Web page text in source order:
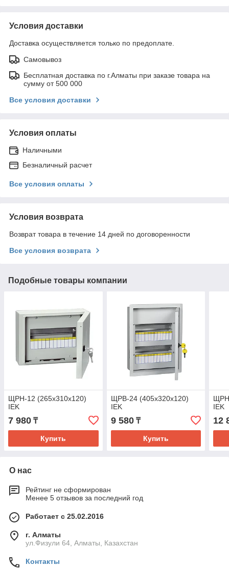
Условия доставки
Доставка осуществляется только по предоплате.
Самовывоз
Бесплатная доставка по г.Алматы при заказе товара на
сумму от 500 000
Все условия доставки
Условия оплаты
Наличными
Безналичный расчет
Все условия оплаты
Условия возврата
Возврат товара в течение 14 дней по договоренности
Все условия возврата
Подобные товары компании
ЩРН-12 (265x310x120)
IEK
7 980 ₸
Купить
ЩРВ-24 (405x320x120)
IEK
9 580₸
Купить
IEK
12
О нас
Рейтинг не сформирован
Менее 5 отзывов за последний год
Работает с 25.02.2016
г. Алматы
ул.Физули 64, Алматы, Казахстан
Контакты